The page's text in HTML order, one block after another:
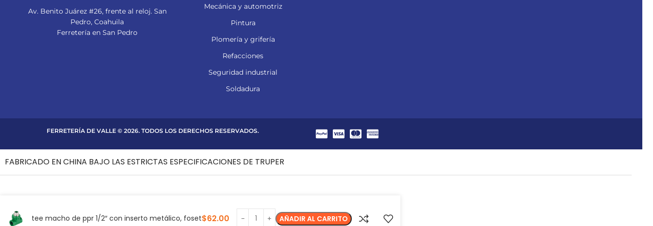
Av. Benito Juárez #26, frente al reloj. San
Pedro, Coahuila
Ferretería en San Pedro
Mecánica y automotriz
Pintura
Plomería y grifería
Refacciones
Seguridad industrial
Soldadura
FERRETERÍA DE VALLE © 2026. TODOS LOS DERECHOS RESERVADOS.
tee macho de ppr 1/2″ con inserto metálico, foset$62.00 AÑADIR AL CARRITO
FABRICADO EN CHINA BAJO LAS ESTRICTAS ESPECIFICACIONES DE TRUPER